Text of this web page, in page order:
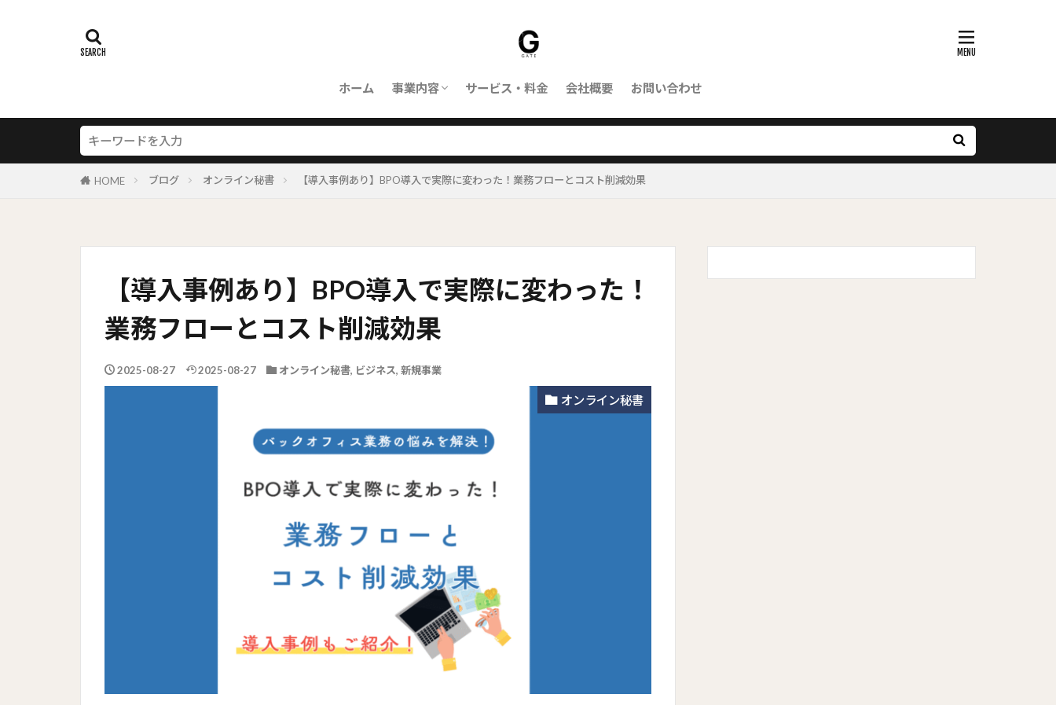
ホーム 事業内容
ORBIT｜対応業務
ORBITとは
サービス・料金 会社概要 お問い合わせ
HOME ブログ オンライン秘書 【導入事例あり】BPO導入で実際に変わった！業務フローとコスト削減効果
【導入事例あり】BPO導入で実際に変わった！
業務フローとコスト削減効果
2025-08-27 2025-08-27 オンライン秘書, ビジネス, 新規事業
オンライン秘書